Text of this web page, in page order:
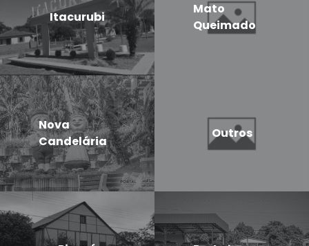
Itacurubi
Mato
Queimado
Nova
Candelária
Outros